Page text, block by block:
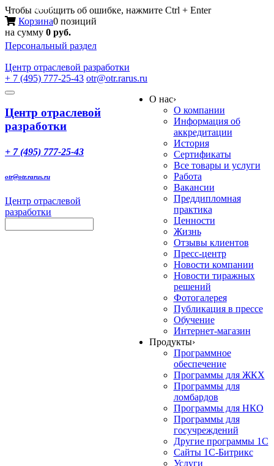
Чтобы сообщить об ошибке, нажмите Ctrl + Enter
Корзина0 позиций
на сумму 0 руб.
Персональный раздел
Центр отраслевой разработки
+ 7 (495) 777-25-43 otr@otr.rarus.ru
Toggle
Меню
Центр отраслевой
разработки
+ 7 (495) 777-25-43
otr@otr.rarus.ru
Центр отраслевой
разработки
О нас›
О компании
Информация об
аккредитации
История
Сертификаты
Все товары и услуги
Работа
Вакансии
Преддипломная
практика
Ценности
Жизнь
Отзывы клиентов
Пресс-центр
Новости компании
Новости тиражных
решений
Фотогалерея
Публикация в прессе
Обучение
Интернет-магазин
Продукты›
Программное
обеспечение
Программы для ЖКХ
Программы для
ломбардов
Программы для НКО
Программы для
госучреждений
Другие программы 1С
Сайты 1С-Битрикс
Услуги